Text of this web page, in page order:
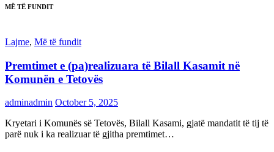
MË TË FUNDIT
Lajme, Më të fundit
Premtimet e (pa)realizuara të Bilall Kasamit në
Komunën e Tetovës
adminadmin October 5, 2025
Kryetari i Komunës së Tetovës, Bilall Kasami, gjatë mandatit të tij të
parë nuk i ka realizuar të gjitha premtimet…